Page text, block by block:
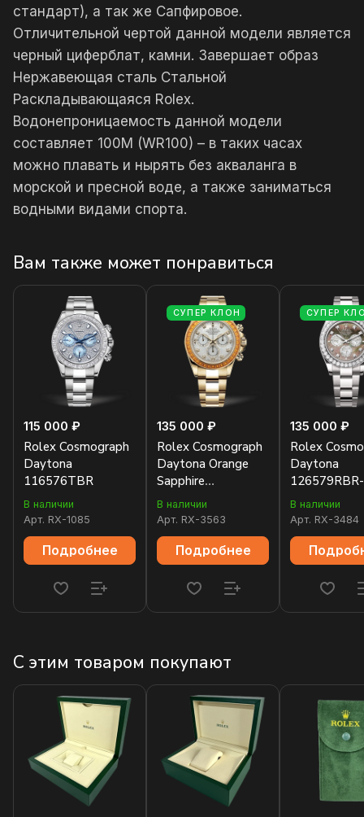
стандарт), а так же Сапфировое.
Отличительной чертой данной модели является
черный циферблат, камни. Завершает образ
Нержавеющая сталь Стальной
Раскладывающаяся Rolex.
Водонепроницаемость данной модели
составляет 100М (WR100) – в таких часах
можно плавать и нырять без акваланга в
морской и пресной воде, а также заниматься
водными видами спорта.
Вам также может понравиться
115 000 ₽
Rolex Cosmograph
Daytona
116576TBR
В наличии
Арт. RX-1085
Подробнее
СУПЕР КЛОН
135 000 ₽
Rolex Cosmograph
Daytona Orange
Sapphire
116578SACO
В наличии
Арт. RX-3563
Подробнее
СУПЕР
135 000 ₽
Rolex
Daytona
В наличии
Арт. RX-3484
С этим товаром покупают